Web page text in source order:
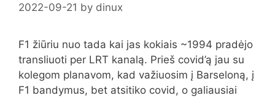
2022-09-21 by dinux
F1 žiūriu nuo tada kai jas kokiais ~1994 pradėjo
transliuoti per LRT kanalą. Prieš covid’ą jau su
kolegom planavom, kad važiuosim į Barseloną, į
F1 bandymus, bet atsitiko covid, o galiausiai